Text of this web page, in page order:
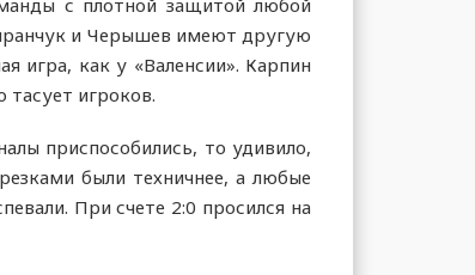
с плотной защитой любой
и Черышев имеют другую
игра, как у «Валенсии». Карпин
тасует игроков.
приспособились, то удивило,
были техничнее, а любые
При счете 2:0 просился на